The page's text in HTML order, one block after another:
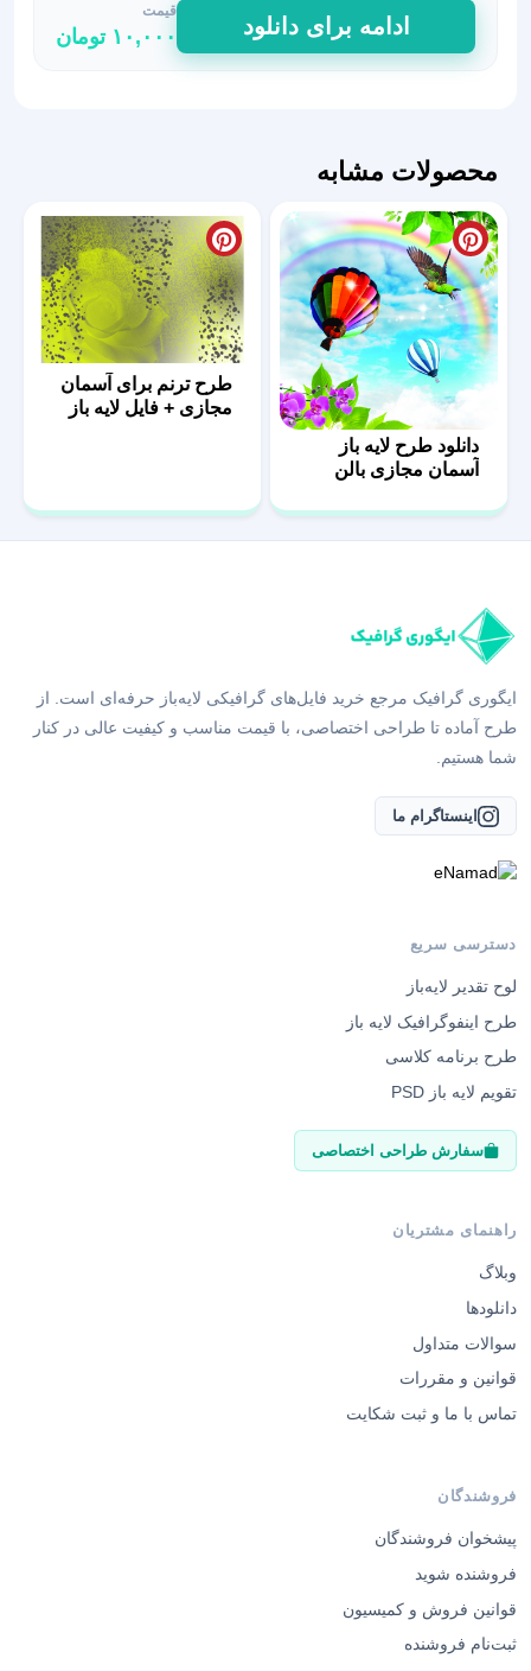
طرح
زیبا
برای
لایه
باز
عدد
ادامه برای دانلود
قیمت
۱۰,۰۰۰ تومان
محصولات مشابه
دانلود طرح لایه باز
آسمان مجازی بالن
طرح ترنم برای آسمان
مجازی + فایل لایه باز
ایگوری گرافیک مرجع خرید فایل‌های گرافیکی لایه‌باز حرفه‌ای است. از
طرح آماده تا طراحی اختصاصی، با قیمت مناسب و کیفیت عالی در کنار
شما هستیم.
اینستاگرام ما
دسترسی سریع
لوح تقدیر لایه‌باز
طرح اینفوگرافیک لایه باز
طرح برنامه کلاسی
تقویم لایه باز PSD
سفارش طراحی اختصاصی
راهنمای مشتریان
وبلاگ
دانلودها
سوالات متداول
قوانین و مقررات
تماس با ما و ثبت شکایت
فروشندگان
پیشخوان فروشندگان
فروشنده شوید
قوانین فروش و کمیسیون
ثبت‌نام فروشنده